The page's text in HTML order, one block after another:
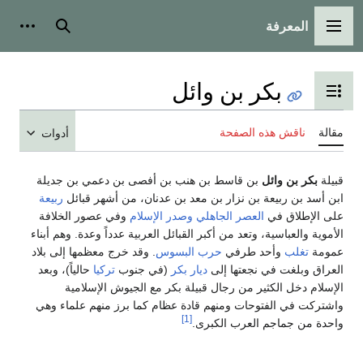
القائمة الرئيسية
المعرفة بحث
تبديل عرض جدول المحتويات
بكر بن وائل
مقالة ناقش هذه الصفحة أدوات
قبيلة بكر بن وائل بن قاسط بن هنب بن أفصى بن دعمي بن جديلة
ابن أسد بن ربيعة بن نزار بن معد بن عدنان، من أشهر قبائل ربيعة
على الإطلاق في العصر الجاهلي وصدر الإسلام وفي عصور الخلافة
الأموية والعباسية، وتعد من أكبر القبائل العربية عدداً وعدة. وهم أبناء
عمومة تغلب وأحد طرفي حرب البسوس . وقد خرج معظمها إلى بلاد
العراق وبلغت في نجعتها إلى ديار بكر (في جنوب تركيا حالياً)، وبعد
الإسلام دخل الكثير من رجال قبيلة بكر مع الجيوش الإسلامية
واشتركت في الفتوحات ومنهم قادة عظام كما برز منهم علماء وهي
واحدة من جماجم العرب الكبرى. [1]